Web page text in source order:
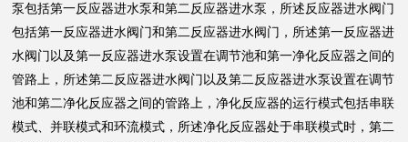
泵包括第一反应器进水泵和第二反应器进水泵，所述反应器进水阀门
包括第一反应器进水阀门和第二反应器进水阀门，所述第一反应器进
水阀门以及第一反应器进水泵设置在调节池和第一净化反应器之间的
管路上，所述第二反应器进水阀门以及第二反应器进水泵设置在调节
池和第二净化反应器之间的管路上，净化反应器的运行模式包括串联
模式、并联模式和环流模式，所述净化反应器处于串联模式时，第二